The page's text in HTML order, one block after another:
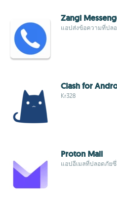
Zangi
แอปส่งข้อความที่ปล
Clash for
Kr328
Proton Mail
แอปอีเมลที่ปลอดภัย